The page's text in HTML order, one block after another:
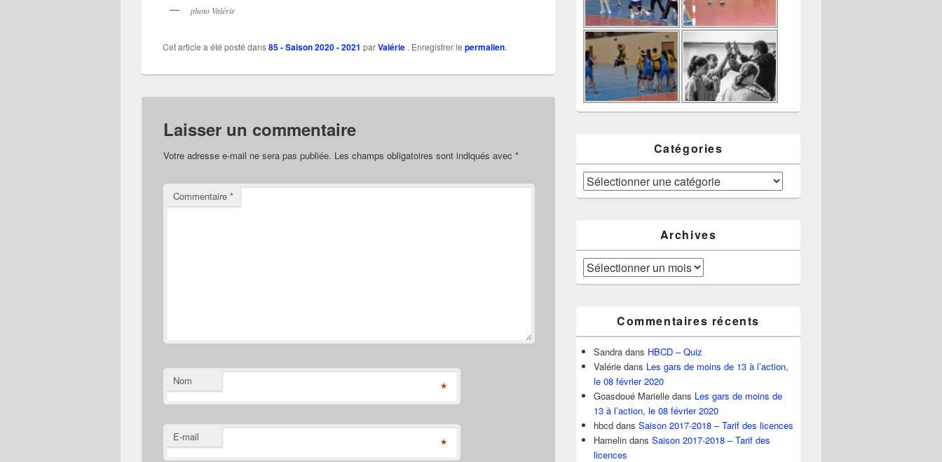
photo Valérie
Cet article a été posté dans85 - Saison 2020 - 2021 parValérie . Enregistrer le permalien.
Laisser un commentaire
Votre adresse e-mail ne sera pas publiée. Les champs obligatoires sont indiqués avec *
Commentaire *
Nom *
E-mail *
Catégories
Catégories
Archives
Archives
Commentaires récents
Sandra dans HBCD – Quiz
Valérie dans Les gars de moins de 13 à l’action,
le 08 février 2020
Goasdoué Marielle dans Les gars de moins de
13 à l’action, le 08 février 2020
hbcd dans Saison 2017-2018 – Tarif des licences
Hamelin dans Saison 2017-2018 – Tarif des
licences